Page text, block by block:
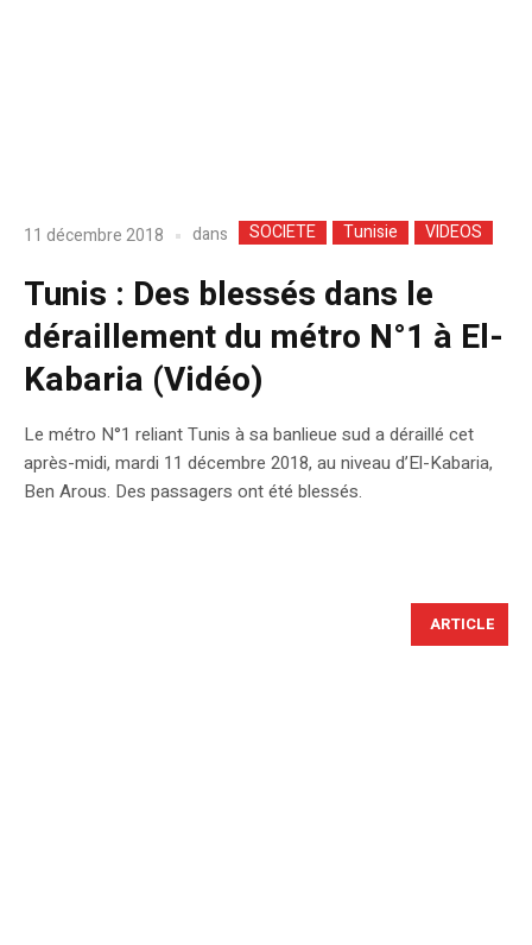
11 décembre 2018 dans SOCIETE Tunisie VIDEOS
Tunis : Des blessés dans le
déraillement du métro N°1 à El-
Kabaria (Vidéo)
Le métro N°1 reliant Tunis à sa banlieue sud a déraillé cet
après-midi, mardi 11 décembre 2018, au niveau d’El-Kabaria,
Ben Arous. Des passagers ont été blessés.
ARTICLE